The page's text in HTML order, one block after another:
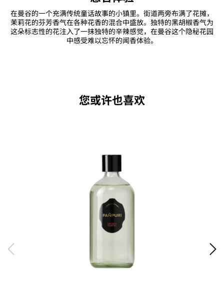
在曼谷的一个充满传统童话故事的小镇里。街道两旁布满了花摊，
茉莉花的芬芳香气在各种花香的混合中盛放。独特的黑胡椒香气为
这朵标志性的花注入了一抹独特的辛辣感觉，在曼谷这个隐秘花园
中感受难以忘怀的闻香体验。
您或许也喜欢